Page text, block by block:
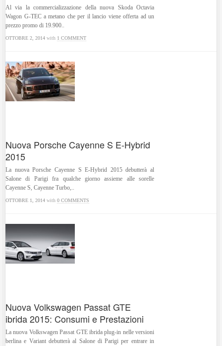
Al via la commercializzazione della nuova Skoda Octavia
Wagon G-TEC a metano che per il lancio viene offerta ad un
prezzo promo di 19.900..
OTTOBRE 2, 2014 with 1 COMMENT
Nuova Porsche Cayenne S E-Hybrid
2015
La nuova Porsche Cayenne S E-Hybrid 2015 debutterà al
Salone di Parigi fra qualche giorno assieme alle sorelle
Cayenne S, Cayenne Turbo,..
OTTOBRE 1, 2014 with0 COMMENTS
Nuova Volkswagen Passat GTE
ibrida 2015: Consumi e Prestazioni
La nuova Volkswagen Passat GTE ibrida plug-in nelle versioni
berlina e Variant debutterà al Salone di Parigi per entrare in